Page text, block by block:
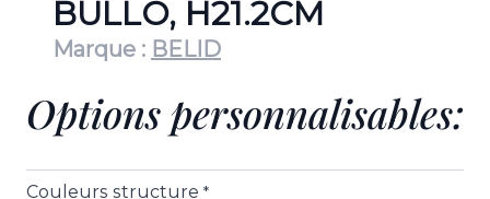
View
BULLO, H21.2CM
Marque : BELID
Options personnalisables:
Couleurs structure *